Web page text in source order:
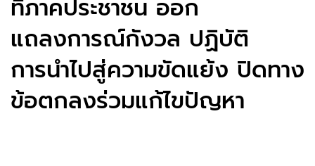
ที่ภาคประชาชน ออก
แถลงการณ์กังวล ปฏิบัติ
การนำไปสู่ความขัดแย้ง ปิดทาง
ข้อตกลงร่วมแก้ไขปัญหา